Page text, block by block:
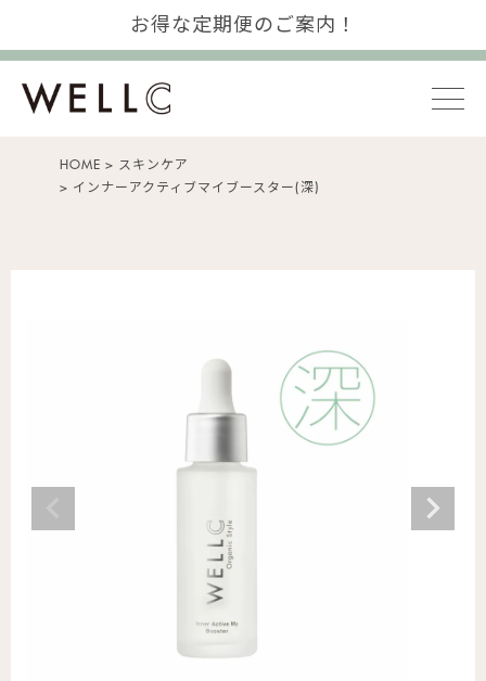
お得な定期便のご案内！
HOME
スキンケア
インナーアクティブマイブースター(深)